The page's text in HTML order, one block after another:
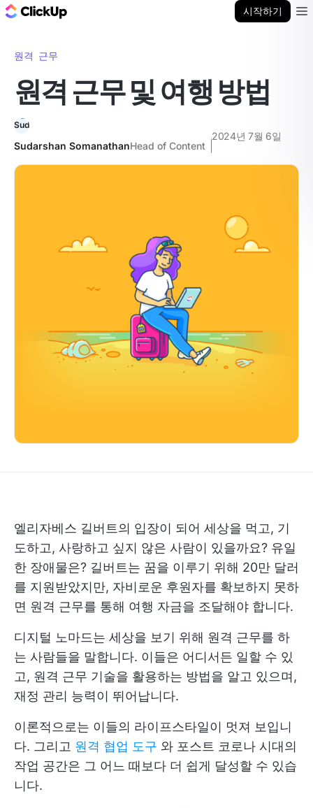
시작하기
원격 근무
원격 근무 및 여행 방법
Sudarshan SomanathanHead of Content
2024년 7월 6일
엘리자베스 길버트의 입장이 되어 세상을 먹고, 기
도하고, 사랑하고 싶지 않은 사람이 있을까요? 유일
한 장애물은? 길버트는 꿈을 이루기 위해 20만 달러
를 지원받았지만, 자비로운 후원자를 확보하지 못하
면 원격 근무를 통해 여행 자금을 조달해야 합니다.
디지털 노마드는 세상을 보기 위해 원격 근무를 하
는 사람들을 말합니다. 이들은 어디서든 일할 수 있
고, 원격 근무 기술을 활용하는 방법을 알고 있으며,
재정 관리 능력이 뛰어납니다.
이론적으로는 이들의 라이프스타일이 멋져 보입니
다. 그리고 원격 협업 도구 와 포스트 코로나 시대의
작업 공간은 그 어느 때보다 더 쉽게 달성할 수 있습
니다.